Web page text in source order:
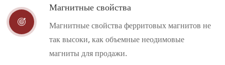

Магнитные свойства
Магнитные свойства ферритовых магнитов не
так высоки, как объемные неодимовые
магниты для продажи.